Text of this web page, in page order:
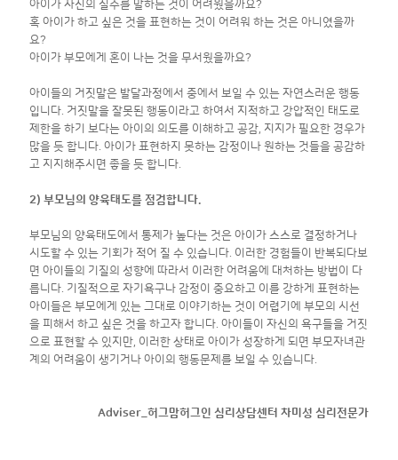
아이가 자신의 실수를 말하는 것이 어려웠을까요?
혹 아이가 하고 싶은 것을 표현하는 것이 어려워 하는 것은 아니였을까
요?
아이가 부모에게 혼이 나는 것을 무서웠을까요?
아이들의 거짓말은 발달과정에서 중에서 보일 수 있는 자연스러운 행동
입니다. 거짓말을 잘못된 행동이라고 하여서 지적하고 강압적인 태도로
제한을 하기 보다는 아이의 의도를 이해하고 공감, 지지가 필요한 경우가
많을 듯 합니다. 아이가 표현하지 못하는 감정이나 원하는 것들을 공감하
고 지지해주시면 좋을 듯 합니다.
2) 부모님의 양육태도를 점검합니다.
부모님의 양육태도에서 통제가 높다는 것은 아이가 스스로 결정하거나
시도할 수 있는 기회가 적어 질 수 있습니다. 이러한 경험들이 반복되다보
면 아이들의 기질의 성향에 따라서 이러한 어려움에 대처하는 방법이 다
릅니다. 기질적으로 자기욕구나 감정이 중요하고 이를 강하게 표현하는
아이들은 부모에게 있는 그대로 이야기하는 것이 어렵기에 부모의 시선
을 피해서 하고 싶은 것을 하고자 합니다. 아이들이 자신의 욕구들을 거짓
으로 표현할 수 있지만, 이러한 상태로 아이가 성장하게 되면 부모자녀관
계의 어려움이 생기거나 아이의 행동문제를 보일 수 있습니다.
Adviser_허그맘허그인 심리상담센터 차미성 심리전문가